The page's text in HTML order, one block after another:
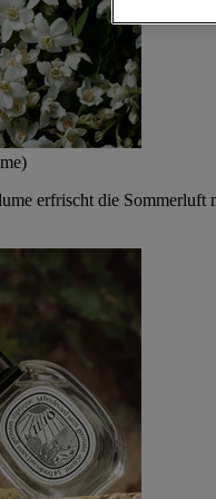
erfrischt die Sommerluft